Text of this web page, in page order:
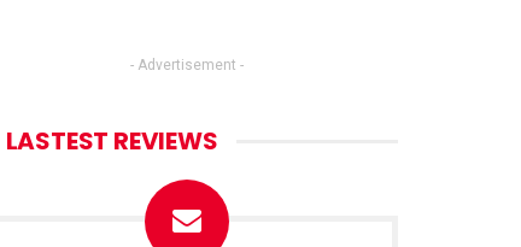
- Advertisement -
LASTEST REVIEWS